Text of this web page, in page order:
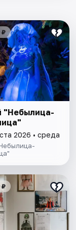
₽
"Небылица-
2026 • среда
₽